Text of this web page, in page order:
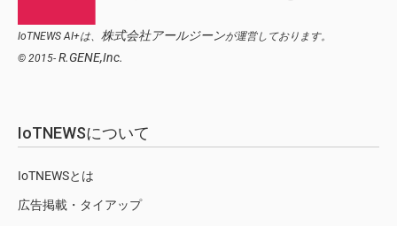
IoTNEWS AI+は、 株式会社アールジーンが運営しております。
© 2015- R.GENE,Inc.
IoTNEWSについて
IoTNEWSとは
広告掲載・タイアップ